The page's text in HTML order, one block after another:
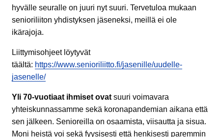
hyvälle seuralle on juuri nyt suuri. Tervetuloa mukaan
senioriliiton yhdistyksen jäseneksi, meillä ei ole
ikärajoja.
Liittymisohjeet löytyvät
täältä: https://www.senioriliitto.fi/jasenille/uudelle-
jasenelle/
Yli 70-vuotiaat ihmiset ovat suuri voimavara
yhteiskunnassamme sekä koronapandemian aikana että
sen jälkeen. Senioreilla on osaamista, viisautta ja sisua.
Moni heistä voi sekä fyysisesti että henkisesti paremmin